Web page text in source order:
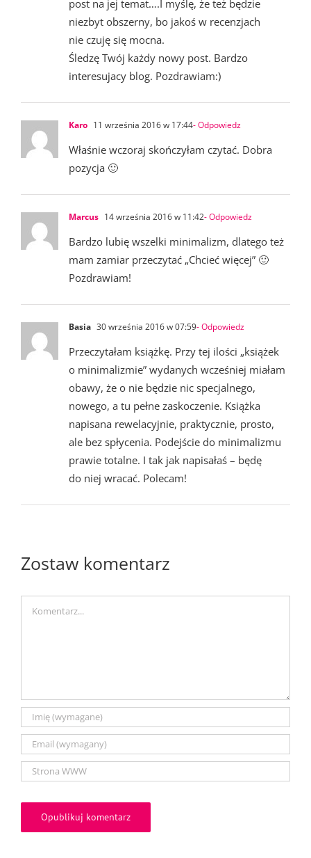
post na jej temat….I myślę, że też będzie
niezbyt obszerny, bo jakoś w recenzjach
nie czuję się mocna.
Śledzę Twój każdy nowy post. Bardzo
interesujacy blog. Pozdrawiam:)
Karo 11 września 2016 w 17:44- Odpowiedz
Właśnie wczoraj skończyłam czytać. Dobra
pozycja 🙂
Marcus 14 września 2016 w 11:42- Odpowiedz
Bardzo lubię wszelki minimalizm, dlatego też
mam zamiar przeczytać „Chcieć więcej” 🙂
Pozdrawiam!
Basia 30 września 2016 w 07:59- Odpowiedz
Przeczytałam książkę. Przy tej ilości „książek
o minimalizmie” wydanych wcześniej miałam
obawy, że o nie będzie nic specjalnego,
nowego, a tu pełne zaskoczenie. Książka
napisana rewelacyjnie, praktycznie, prosto,
ale bez spłycenia. Podejście do minimalizmu
prawie totalne. I tak jak napisałaś – będę
do niej wracać. Polecam!
Zostaw komentarz